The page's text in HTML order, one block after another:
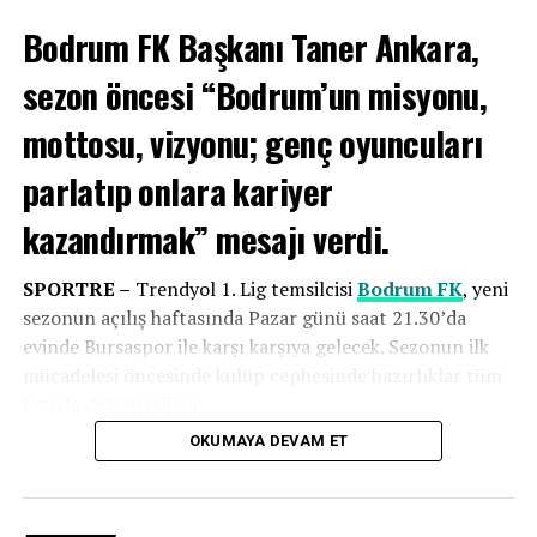
üzgünüz, bizim için iyi bir hafta olmadı. Buradan
yaptığımız hatalardan dersler çıkarıp yolumuza
devam edeceğiz”dedi.
açımızdan iyi bir maç oldu. 2 haftadır kaybeden
Bodrum FK Başkanı Taner Ankara,
sezon öncesi “Bodrum’un misyonu,
mottosu, vizyonu; genç oyuncuları
parlatıp onlara kariyer
kazandırmak” mesajı verdi.
SPORTRE – Trendyol 1. Lig temsilcisiBodrum FK, yeni
sezonun açılış haftasında Pazar günü saat 21.30’da
evinde Bursaspor ile karşı karşıya gelecek. Sezonun ilk
Yeni sezon öncesi değerlendirmelerde bulunanBodrum
OKUMAYA DEVAM ET